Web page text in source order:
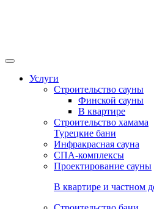
Услуги
Строительство сауны
Финской сауны
В квартире
Строительство хамама
Турецкие бани
Инфракрасная сауна
СПА-комплексы
Проектирование сауны
В квартире и частном